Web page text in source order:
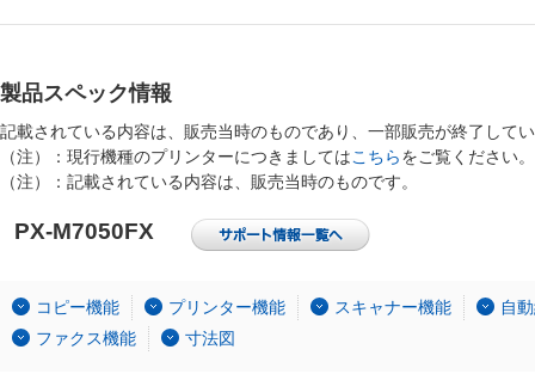
製品スペック情報
記載されている内容は、販売当時のものであり、一部販売が終了して
（注）：現行機種のプリンターにつきましてはこちらをご覧ください。
（注）：記載されている内容は、販売当時のものです。
PX-M7050FX
コピー機能 プリンター機能 スキャナー機能
自
ファクス機能
寸法図